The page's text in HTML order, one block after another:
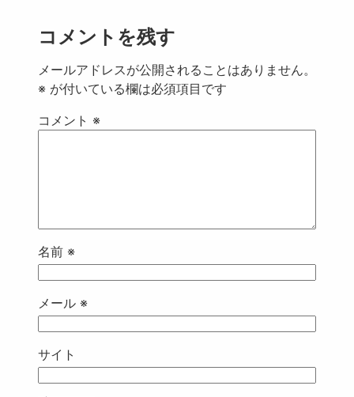
コメントを残す
メールアドレスが公開されることはありません。
※ が付いている欄は必須項目です
コメント ※
名前 ※
メール ※
サイト